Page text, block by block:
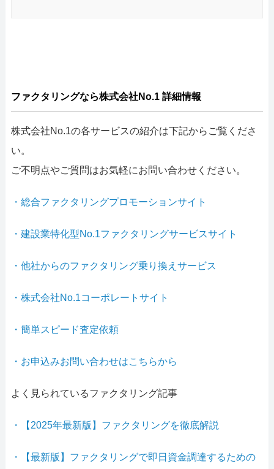
ファクタリングなら株式会社No.1 詳細情報
株式会社No.1の各サービスの紹介は下記からご覧くださ
い。
ご不明点やご質問はお気軽にお問い合わせください。
・総合ファクタリングプロモーションサイト
・建設業特化型No.1ファクタリングサービスサイト
・他社からのファクタリング乗り換えサービス
・株式会社No.1コーポレートサイト
・簡単スピード査定依頼
・お申込みお問い合わせはこちらから
よく見られているファクタリング記事
・【2025年最新版】ファクタリングを徹底解説
・【最新版】ファクタリングで即日資金調達するための